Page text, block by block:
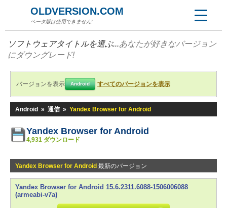
OLDVERSION.COM
ベータ版は使用できません!
ソフトウェアタイトルを選ぶ...あなたが好きなバージョン
にダウングレード!
バージョンを表示 Android すべてのバージョンを表示
Android » 通信 » Yandex Browser for Android
Yandex Browser for Android
4,931 ダウンロード
Yandex Browser for Android 最新のバージョン
Yandex Browser for Android 15.6.2311.6088-1506006088
(armeabi-v7a)